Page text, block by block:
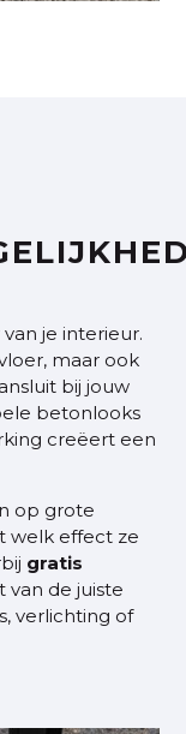
je interieur.
maar ook
bij jouw
betonlooks
creëert een
op grote
welk effect ze
gratis
van de juiste
verlichting of